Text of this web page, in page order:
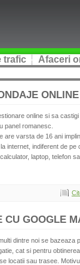
trafic Afaceri
online si sa
panel romanesc.
are varsta de 16 ani
internet, indiferent de pe
laptop, telefon
CU GOOGLE
dintre noi se bazeaza
cat si pentru
locatii sau trasee.